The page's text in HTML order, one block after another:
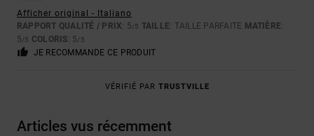
Afficher original - Italiano
RAPPORT QUALITÉ / PRIX: 5/5 TAILLE: TAILLE PARFAITE MATIÈRE:
5/5 COLORIS: 5/5
JE RECOMMANDE CE PRODUIT
VÉRIFIÉ PAR TRUSTVILLE
Articles vus récemment